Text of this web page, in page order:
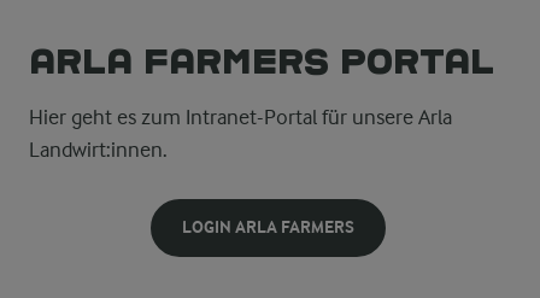
Arla Farmers Portal
Hier geht es zum Intranet-Portal für unsere Arla
Landwirt:innen.
LOGIN ARLA FARMERS